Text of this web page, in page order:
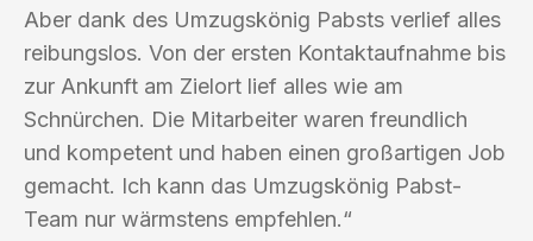
Aber dank des Umzugskönig Pabsts verlief alles
reibungslos. Von der ersten Kontaktaufnahme bis
zur Ankunft am Zielort lief alles wie am
Schnürchen. Die Mitarbeiter waren freundlich
und kompetent und haben einen großartigen Job
gemacht. Ich kann das Umzugskönig Pabst-
Team nur wärmstens empfehlen.“